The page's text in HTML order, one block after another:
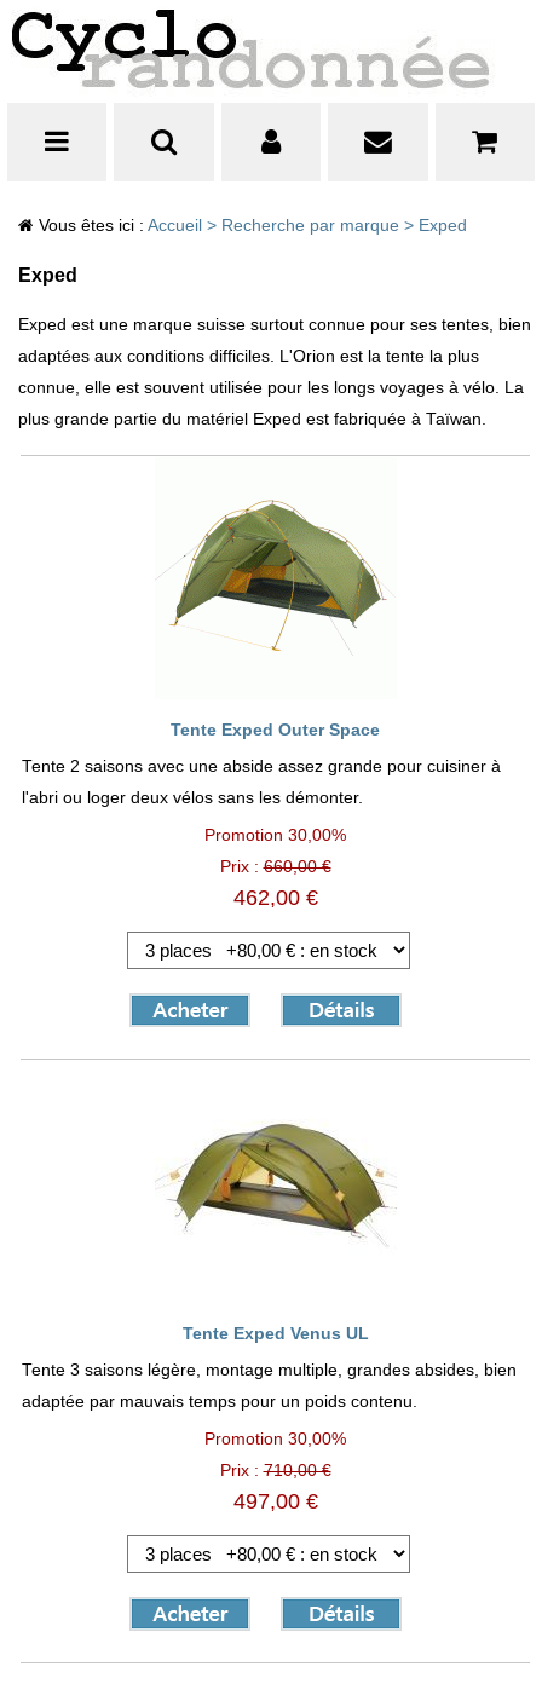
Vous êtes ici : Accueil > Recherche par marque > Exped
Exped
Exped est une marque suisse surtout connue pour ses tentes, bien
adaptées aux conditions difficiles. L'Orion est la tente la plus
connue, elle est souvent utilisée pour les longs voyages à vélo. La
plus grande partie du matériel Exped est fabriquée à Taïwan.
Tente Exped Outer Space
Tente 2 saisons avec une abside assez grande pour cuisiner à
l'abri ou loger deux vélos sans les démonter.
Promotion 30,00%
Prix :660,00 €
462,00 €
Tente Exped Venus UL
Tente 3 saisons légère, montage multiple, grandes absides, bien
adaptée par mauvais temps pour un poids contenu.
Promotion 30,00%
Prix :710,00 €
497,00 €